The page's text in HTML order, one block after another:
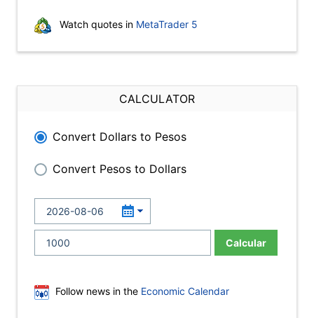
Watch quotes in MetaTrader 5
CALCULATOR
Convert Dollars to Pesos
Convert Pesos to Dollars
Calcular
Follow news in the Economic Calendar